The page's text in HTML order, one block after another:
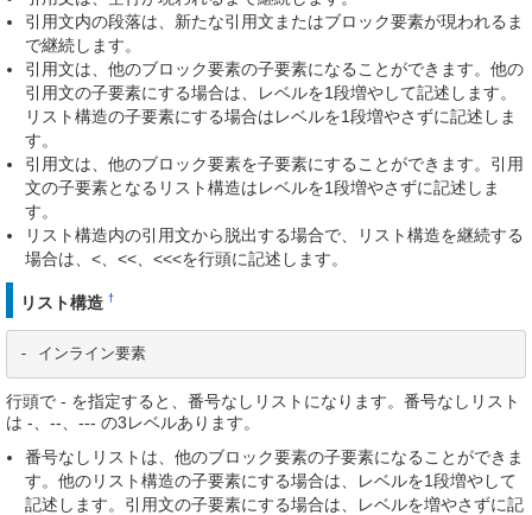
引用文内の段落は、新たな引用文またはブロック要素が現われるま
で継続します。
引用文は、他のブロック要素の子要素になることができます。他の
引用文の子要素にする場合は、レベルを1段増やして記述します。
リスト構造の子要素にする場合はレベルを1段増やさずに記述しま
す。
引用文は、他のブロック要素を子要素にすることができます。引用
文の子要素となるリスト構造はレベルを1段増やさずに記述しま
す。
リスト構造内の引用文から脱出する場合で、リスト構造を継続する
場合は、<、<<、<<<を行頭に記述します。
リスト構造 †
- インライン要素
行頭で - を指定すると、番号なしリストになります。番号なしリスト
は -、--、--- の3レベルあります。
番号なしリストは、他のブロック要素の子要素になることができま
す。他のリスト構造の子要素にする場合は、レベルを1段増やして
記述します。引用文の子要素にする場合は、レベルを増やさずに記